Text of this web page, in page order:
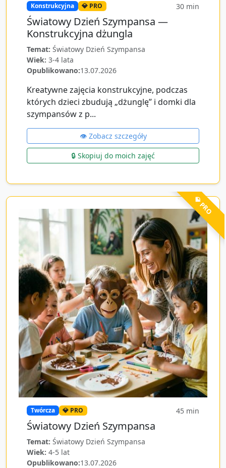
Konstrukcyjna 💎 PRO 30 min
Światowy Dzień Szympansa —
Konstrukcyjna dżungla
Temat: Światowy Dzień Szympansa
Wiek: 3-4 lata
Opublikowano:13.07.2026
Kreatywne zajęcia konstrukcyjne, podczas
których dzieci zbudują „dżunglę” i domki dla
szympansów z p...
👁️ Zobacz szczegóły
🔒 Skopiuj do moich zajęć
💎 PRO
Twórcza 💎 PRO 45 min
Światowy Dzień Szympansa
Temat: Światowy Dzień Szympansa
Wiek: 4-5 lat
Opublikowano:13.07.2026